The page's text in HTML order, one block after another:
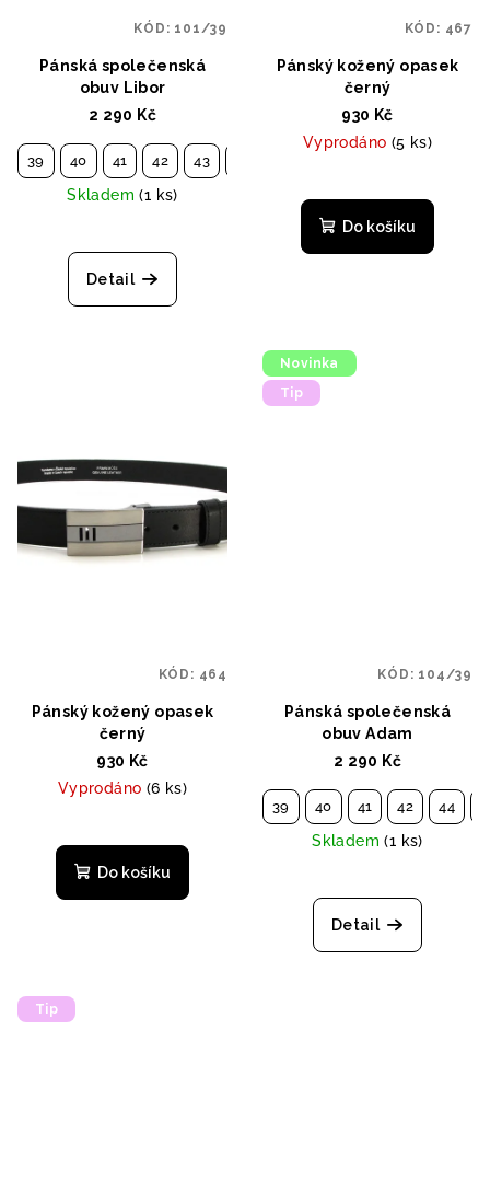
Pánská společenská
obuv Libor
2 290 Kč
39 40 41 42 43
Skladem(1 ks)
Detail
KÓD: 101/39
Pánský kožený opasek
černý
930 Kč
Vyprodáno (5 ks)
Do košíku
KÓD: 467
Pánský kožený opasek
černý
930 Kč
Vyprodáno (6 ks)
Do košíku
KÓD: 464
Novinka
Tip
Pánská společenská
obuv Adam
2 290 Kč
39 40 41 42 44
Skladem(1 ks)
Detail
KÓD: 104/39
Tip